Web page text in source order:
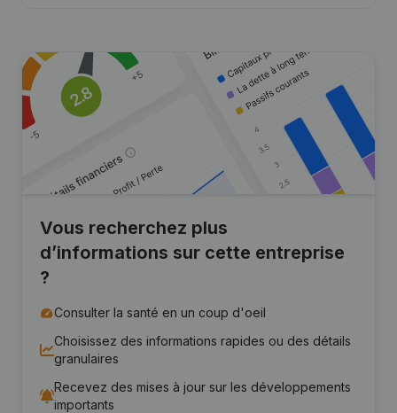
Vous recherchez plus
d’informations sur cette entreprise
?
Consulter la santé en un coup d'oeil
Choisissez des informations rapides ou des détails
granulaires
Recevez des mises à jour sur les développements
importants